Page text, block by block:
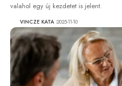
valahol egy új kezdetet is jelent.
VINCZE KATA 2025-11-10